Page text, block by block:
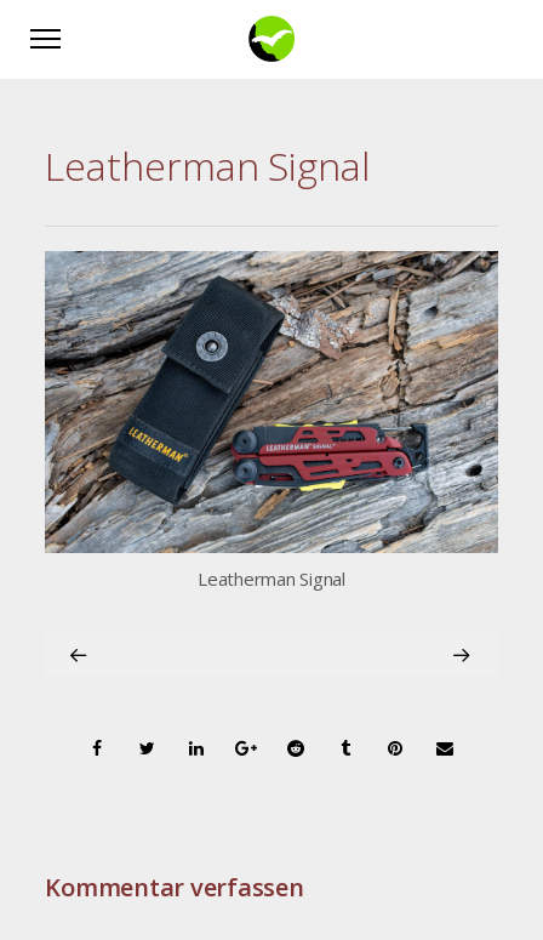
Leatherman Signal
Leatherman Signal
Kommentar verfassen